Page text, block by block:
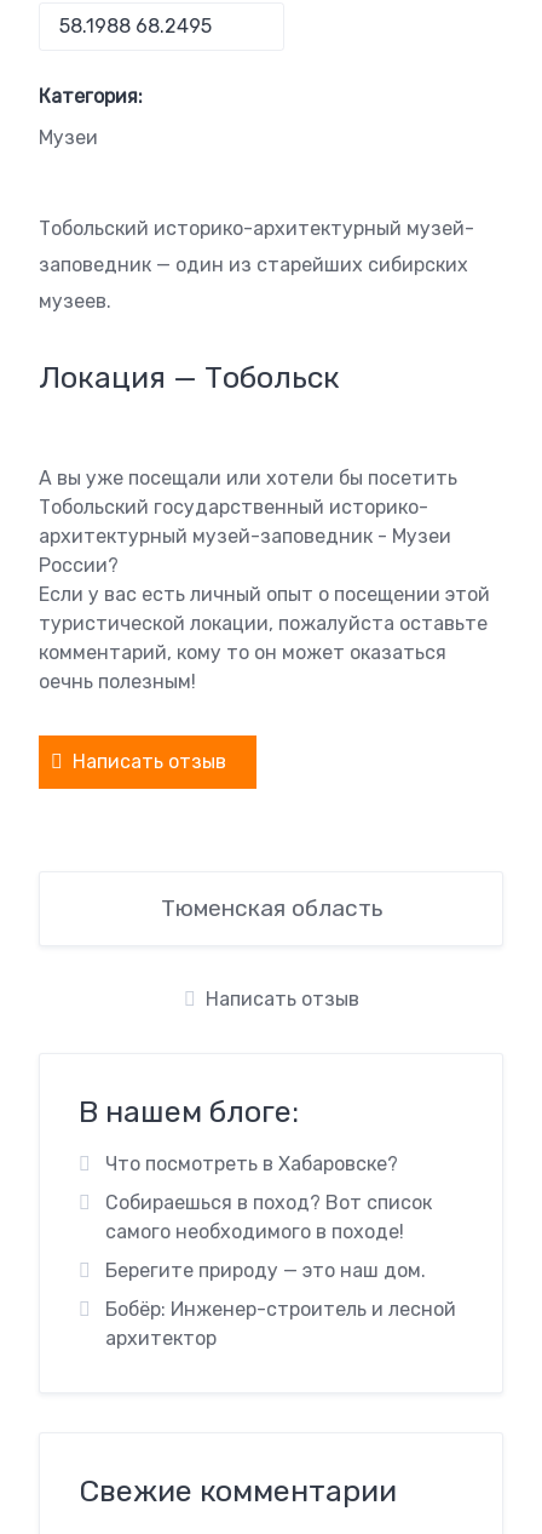
Категория:
Музеи
Тобольский историко-архитектурный музей-
заповедник — один из старейших сибирских
музеев.
Локация — Тобольск
А вы уже посещали или хотели бы посетить
Тобольский государственный историко-
архитектурный музей-заповедник - Музеи
России?
Если у вас есть личный опыт о посещении этой
туристической локации, пожалуйста оставьте
комментарий, кому то он может оказаться
оечнь полезным!
Написать отзыв
Тюменская область
Написать отзыв
В нашем блоге:
Что посмотреть в Хабаровске?
Собираешься в поход? Вот список
самого необходимого в походе!
Берегите природу — это наш дом.
Бобёр: Инженер-строитель и лесной
архитектор
Свежие комментарии